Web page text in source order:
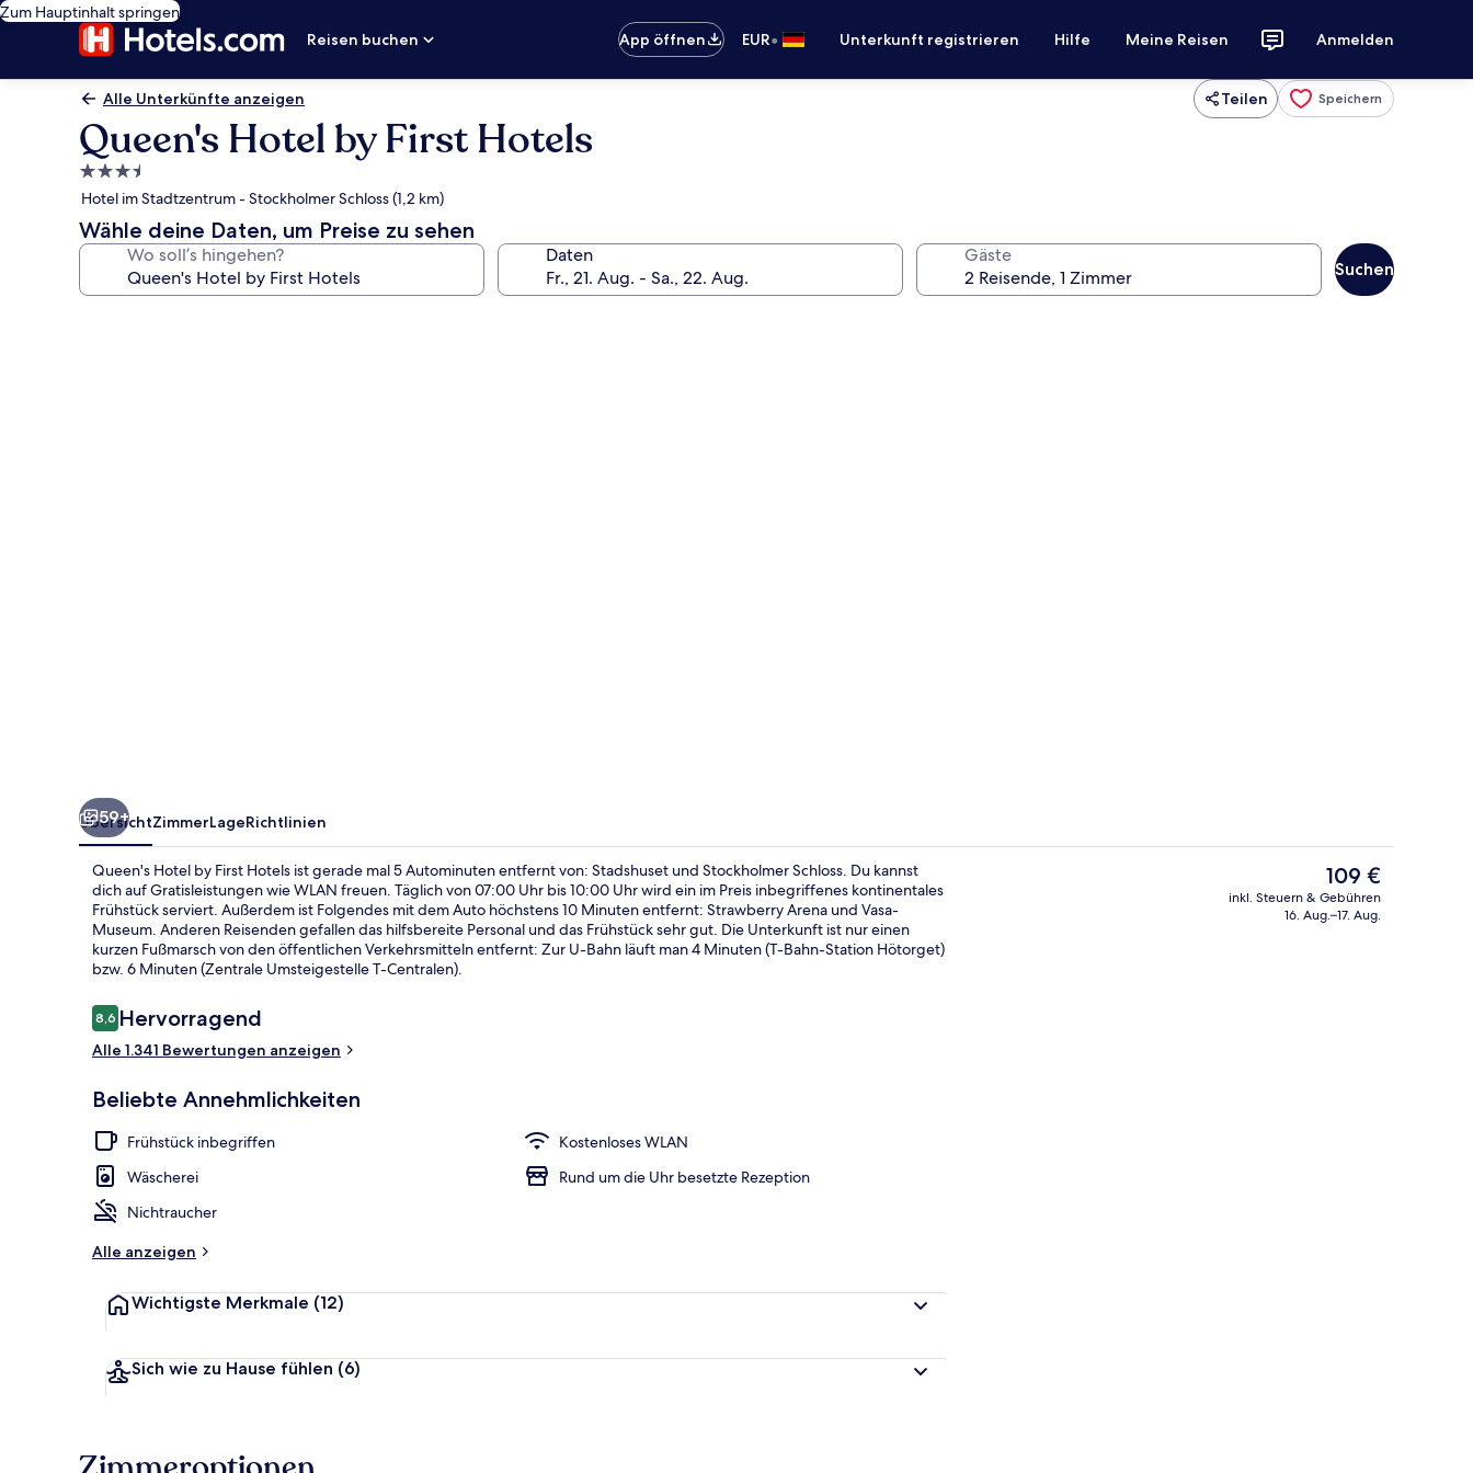
Zum Hauptinhalt springen
Reisen buchen
App öffnen EUR• Unterkunft registrieren Hilfe Meine Reisen Anmelden
Alle Unterkünfte anzeigen Teilen Speichern
Queen's Hotel by First Hotels
3.5-
Sterne-
Unterkunft
Hotel im Stadtzentrum - Stockholmer Schloss (1,2 km)
Wähle deine Daten, um Preise zu sehen
Wo soll’s hingehen? Daten Gäste
Suchen
Sitzecke in der Lobby
59+
ÜbersichtZimmerLageRichtlinien
Queen's Hotel by First Hotels ist gerade mal 5 Autominuten entfernt von: Stadshuset und Stockholmer Schloss. Du kannst
dich auf Gratisleistungen wie WLAN freuen. Täglich von 07:00 Uhr bis 10:00 Uhr wird ein im Preis inbegriffenes kontinentales
Frühstück serviert. Außerdem ist Folgendes mit dem Auto höchstens 10 Minuten entfernt: Strawberry Arena und Vasa-
Museum. Anderen Reisenden gefallen das hilfsbereite Personal und das Frühstück sehr gut. Die Unterkunft ist nur einen
kurzen Fußmarsch von den öffentlichen Verkehrsmitteln entfernt: Zur U-Bahn läuft man 4 Minuten (T-Bahn-Station Hötorget)
bzw. 6 Minuten (Zentrale Umsteigestelle T-Centralen).
Bewertungen
8,68,6 von 10.
Hervorragend
Alle 1.341 Bewertungen anzeigen
Beliebte Annehmlichkeiten
Frühstück inbegriffen
Kostenloses WLAN
Wäscherei
Rund um die Uhr besetzte Rezeption
Nichtraucher
Alle anzeigen
Wichtigste Merkmale (12)
Sich wie zu Hause fühlen (6)
Der
aktuelle
Preis
109 €
inkl. Steuern & Gebühren
16. Aug.–17. Aug.